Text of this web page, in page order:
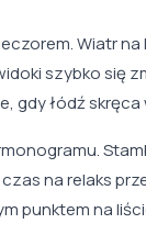
Wiatr
szybko się
łódź skręca
na relaks
punktem na